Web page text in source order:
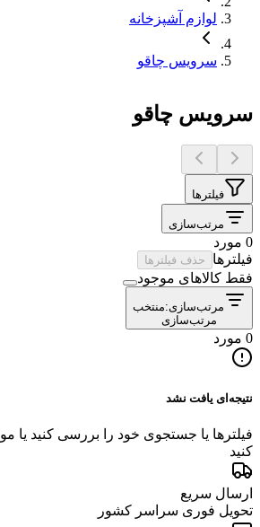
لوازم آشپزخانه
سرویس چاقو
سرویس چاقو
فیلترها
مرتب‌سازی
0 مورد
فیلترها
حذف فیلترها
فقط کالاهای موجود
مرتب‌سازی:منتخب
مرتب‌سازی
0 مورد
نتیجه‌ای یافت نشد
فیلترها یا جستجوی خود را بررسی کنید یا
کنید
ارسال سریع
تحویل فوری سراسر کشور